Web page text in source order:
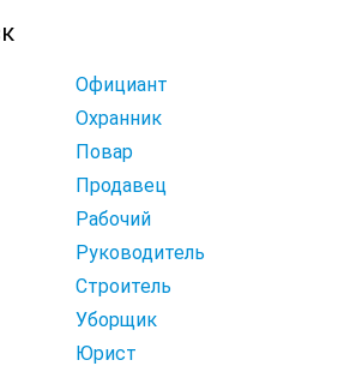
Официант
Охранник
Повар
Продавец
Рабочий
Руководитель
Строитель
Уборщик
Юрист